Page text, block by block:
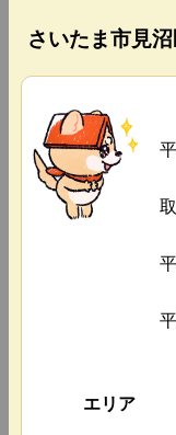
さいたま市見
エリア